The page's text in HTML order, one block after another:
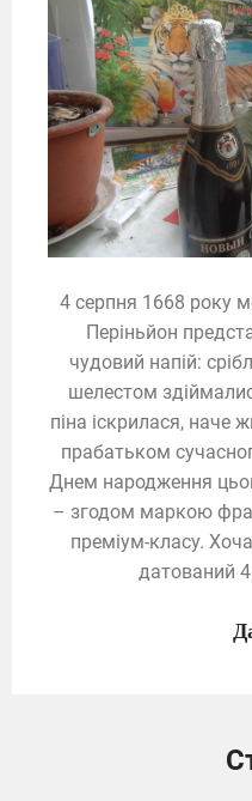
4 серпня 1668 року
Періньйон
чудовий напій:
шелестом
піна іскрилася, наче
прабатьком
Днем народження
– згодом маркою
преміум-класу.
датований